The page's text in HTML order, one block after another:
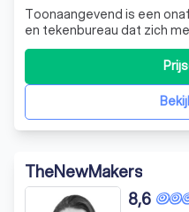
Toonaangevend is een
en tekenbureau dat zich
bouwkundige dromen en
opdrachtgevers. Met meer
bouwsector, bieden wij een
materialen, bouwprocessen
TheNewMakers
8,6